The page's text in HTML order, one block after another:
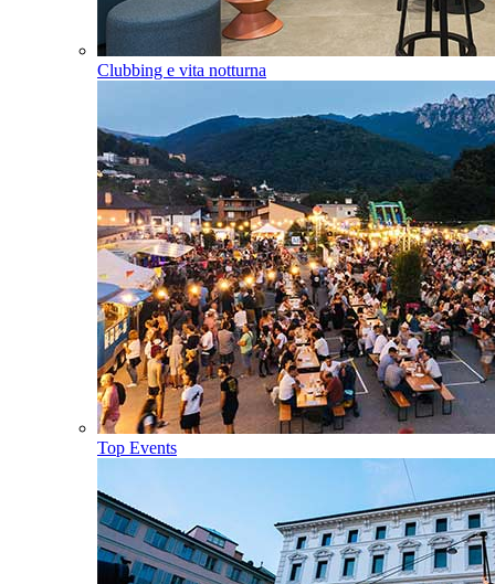
Clubbing e vita notturna
Top Events